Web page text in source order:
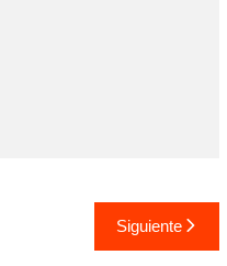
Siguiente